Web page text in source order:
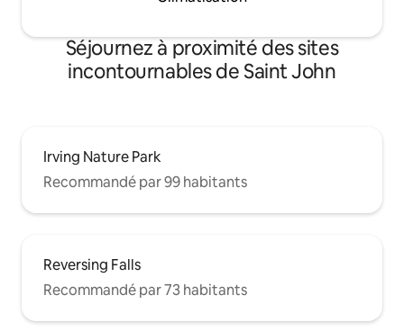
Séjournez à proximité des sites
incontournables de Saint John
Irving Nature Park
Recommandé par 99 habitants
Reversing Falls
Recommandé par 73 habitants